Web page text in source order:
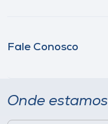
Fale Conosco
Onde estamos